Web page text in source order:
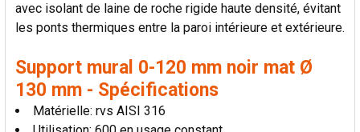
LA
SÉLECTION
AU PANIER
avec isolant de laine de roche rigide haute densité, évitant
les ponts thermiques entre la paroi intérieure et extérieure.
Support mural 0-120 mm noir mat Ø
130 mm - Spécifications
Matérielle: rvs AISI 316